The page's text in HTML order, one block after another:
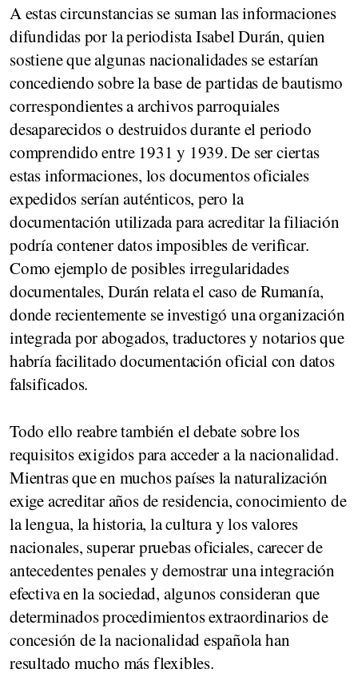
A estas circunstancias se suman las informaciones
difundidas por la periodista Isabel Durán, quien
sostiene que algunas nacionalidades se estarían
concediendo sobre la base de partidas de bautismo
correspondientes a archivos parroquiales
desaparecidos o destruidos durante el periodo
comprendido entre 1931 y 1939. De ser ciertas
estas informaciones, los documentos oficiales
expedidos serían auténticos, pero la
documentación utilizada para acreditar la filiación
podría contener datos imposibles de verificar.
Como ejemplo de posibles irregularidades
documentales, Durán relata el caso de Rumanía,
donde recientemente se investigó una organización
integrada por abogados, traductores y notarios que
habría facilitado documentación oficial con datos
falsificados.
Todo ello reabre también el debate sobre los
requisitos exigidos para acceder a la nacionalidad.
Mientras que en muchos países la naturalización
exige acreditar años de residencia, conocimiento de
la lengua, la historia, la cultura y los valores
nacionales, superar pruebas oficiales, carecer de
antecedentes penales y demostrar una integración
efectiva en la sociedad, algunos consideran que
determinados procedimientos extraordinarios de
concesión de la nacionalidad española han
resultado mucho más flexibles.